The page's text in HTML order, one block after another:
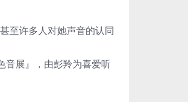
至许多人对她声音的认同
音展』，由彭羚为喜爱听